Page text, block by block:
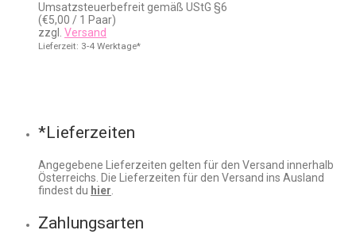
war:
€8,90
ist:
€5,00.
Umsatzsteuerbefreit gemäß UStG §6
(€5,00 / 1 Paar)
zzgl. Versand
Lieferzeit: 3-4 Werktage*
*Lieferzeiten
Angegebene Lieferzeiten gelten für den Versand innerhalb
Österreichs. Die Lieferzeiten für den Versand ins Ausland
findest du hier.
Zahlungsarten